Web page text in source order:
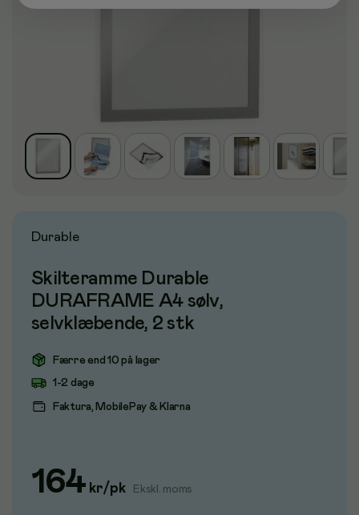
Durable
Skilteramme Durable
DURAFRAME A4 sølv,
selvklæbende, 2 stk
Færre end 10 på lager
1-2 dage
Faktura, MobilePay & Klarna
164 kr/pk Ekskl. moms